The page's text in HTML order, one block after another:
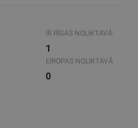
IR RĪGAS NOLIKTAVĀ:
1
EIROPAS NOLIKTAVĀ
0